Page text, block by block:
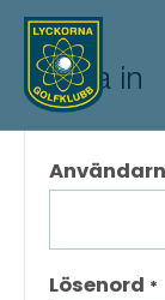
Logga in
Lösenord *